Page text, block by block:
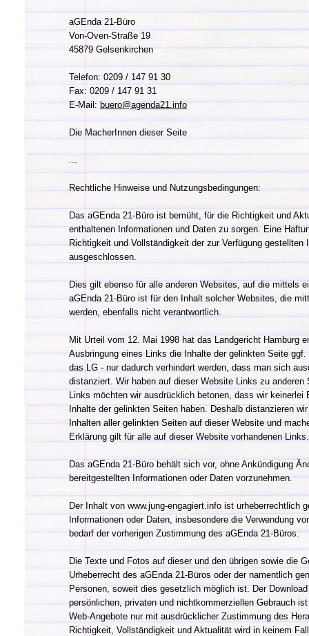
aGEnda 21-Büro
Von-Oven-Straße 19
45879 Gelsenkirchen
Telefon: 0209 / 147 91 30
Fax: 0209 / 147 91 31
E-Mail:buero@agenda21.info
Die MacherInnen dieser Seite
...
Rechtliche Hinweise und Nutzungsbedingungen:
Das aGEnda 21-Büro ist bemüht, für die Richtigkeit und
enthaltenen Informationen und Daten zu sorgen. Eine
Richtigkeit und Vollständigkeit der zur Verfügung
ausgeschlossen.
Dies gilt ebenso für alle anderen Websites, auf die mittels
aGEnda 21-Büro ist für den Inhalt solcher Websites, die
werden, ebenfalls nicht verantwortlich.
Mit Urteil vom 12. Mai 1998 hat das Landgericht Hamburg
Ausbringung eines Links die Inhalte der gelinkten Seite
das LG - nur dadurch verhindert werden, dass man sich
distanziert. Wir haben auf dieser Website Links zu
Links möchten wir ausdrücklich betonen, dass wir
Inhalte der gelinkten Seiten haben. Deshalb distanzieren
Inhalten aller gelinkten Seiten auf dieser Website und
Erklärung gilt für alle auf dieser Website vorhandenen Links.
Das aGEnda 21-Büro behält sich vor, ohne Ankündigung
bereitgestellten Informationen oder Daten vorzunehmen.
Der Inhalt von www.jung-engagiert.info ist urheberrechtlich
Informationen oder Daten, insbesondere die Verwendung
bedarf der vorherigen Zustimmung des aGEnda 21-Büros.
Die Texte und Fotos auf dieser und den übrigen sowie die
Urheberrecht des aGEnda 21-Büros oder der namentlich
Personen, soweit dies gesetzlich möglich ist. Der
persönlichen, privaten und nichtkommerziellen Gebrauch
Web-Angebote nur mit ausdrücklicher Zustimmung des
Richtigkeit, Vollständigkeit und Aktualität wird in keinem